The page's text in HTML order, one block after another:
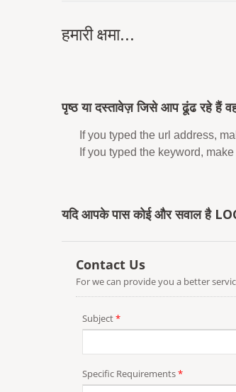
हमारी क्षमा...
पृष्ठ या दस्तावेज़ जिसे आप ढूंढ रहे हैं वह
If you typed the url address,
If you typed the keyword,
यदि आपके पास कोई और सवाल है